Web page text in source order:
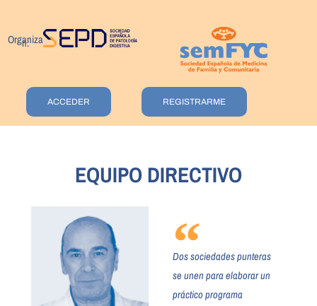
Organiza
n:
ACCEDER REGISTRARME
EQUIPO DIRECTIVO
Dos sociedades punteras
se unen para elaborar un
práctico programa